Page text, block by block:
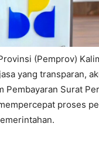
(Pemprov)
yang transparan,
Pembayaran Surat
proses